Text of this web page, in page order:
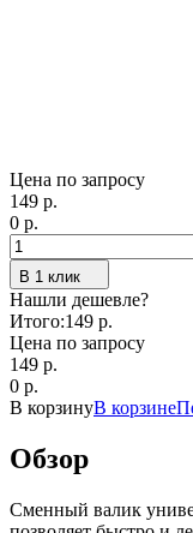
Цена по запросу
149 p.
0 p.
В 1 клик
Нашли дешевле?
Итого:149 p.
Цена по запросу
149 p.
0 p.
В корзинуВ корзине
Обзор
Сменный валик